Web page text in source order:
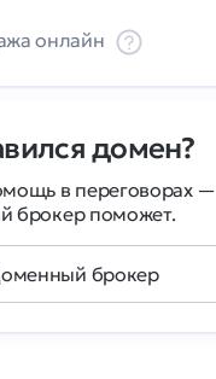
онлайн
домен?
в переговорах —
брокер поможет.
брокер